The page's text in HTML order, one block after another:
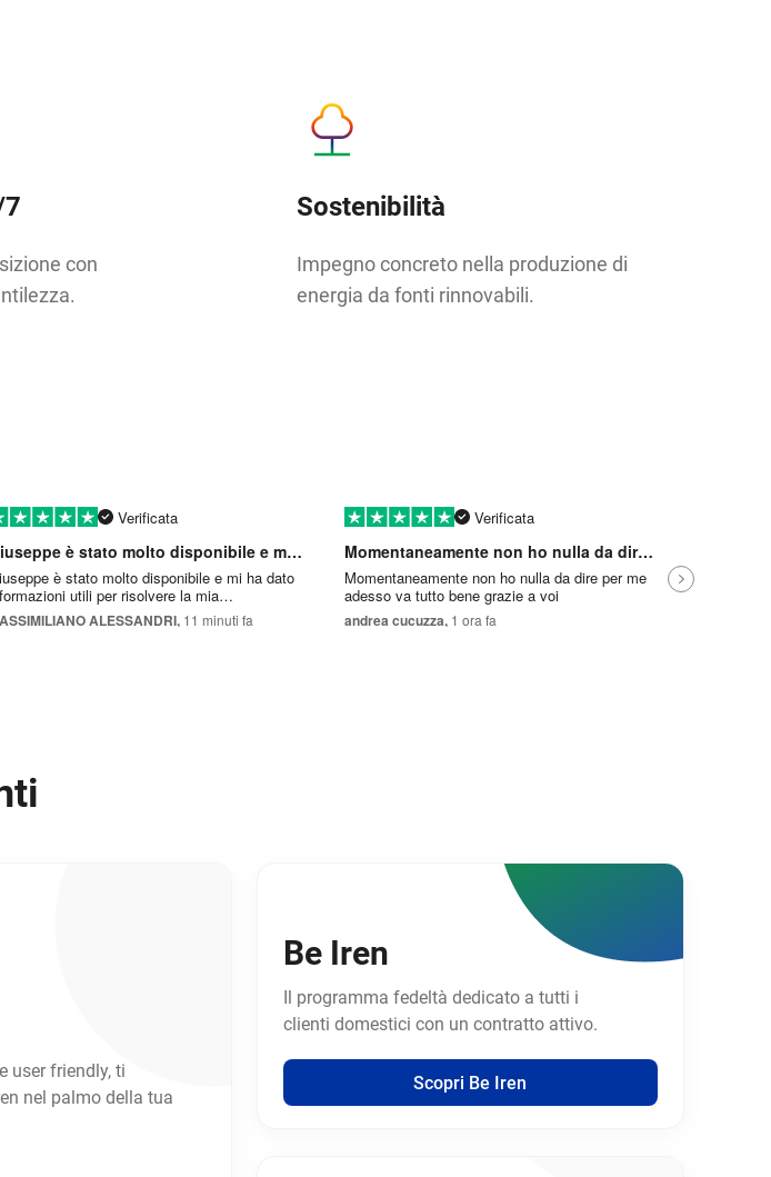
con
Sostenibilità
Impegno concreto nella produzione di
energia da fonti rinnovabili.
Verificata
Giuseppe è stato molto disponibile e mi…
è stato molto disponibile e mi ha dato
utili per risolvere la mia
ALESSANDRI, 11 minuti fa
Verificata
Momentaneamente non ho nulla da dire…
Momentaneamente non ho nulla da dire per me
adesso va tutto bene grazie a voi
andrea cucuzza, 1 ora fa
user friendly, ti
nel palmo della tua
Be Iren
Il programma fedeltà dedicato a tutti i
clienti domestici con un contratto attivo.
Scopri Be Iren